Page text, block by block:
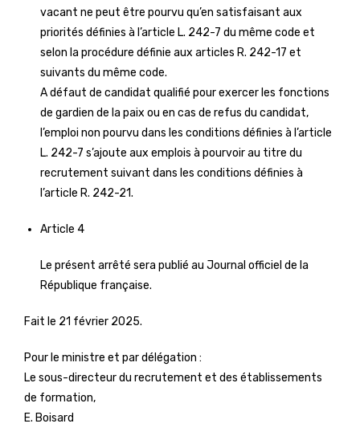
vacant ne peut être pourvu qu’en satisfaisant aux
priorités définies à l’article L. 242-7 du même code et
selon la procédure définie aux articles R. 242-17 et
suivants du même code.
A défaut de candidat qualifié pour exercer les fonctions
de gardien de la paix ou en cas de refus du candidat,
l’emploi non pourvu dans les conditions définies à l’article
L. 242-7 s’ajoute aux emplois à pourvoir au titre du
recrutement suivant dans les conditions définies à
l’article R. 242-21.
Article 4
Le présent arrêté sera publié au Journal officiel de la
République française.
Fait le 21 février 2025.
Pour le ministre et par délégation :
Le sous-directeur du recrutement et des établissements
de formation,
E. Boisard